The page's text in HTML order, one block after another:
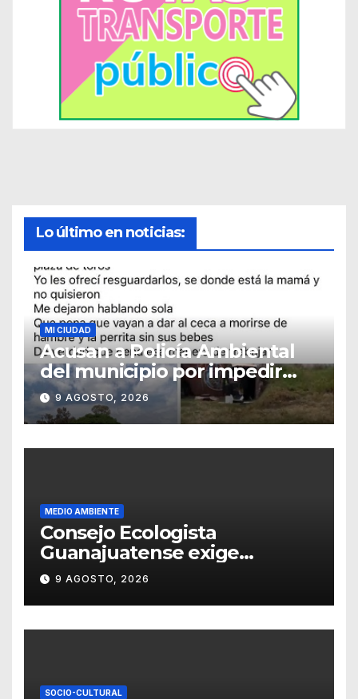
Lo último en noticias:
MI CIUDAD
Acusan a Policía Ambiental
del municipio por impedir
resguardo de cachorros
9 AGOSTO, 2026
MEDIO AMBIENTE
Consejo Ecologista
Guanajuatense exige
investigar y sancionar los
daños por tala de vegetación
9 AGOSTO, 2026
SOCIO-CULTURAL